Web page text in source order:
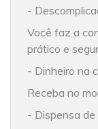
-
Você faz a
prático e
- Dinheiro na
Receba no
- Dispensa